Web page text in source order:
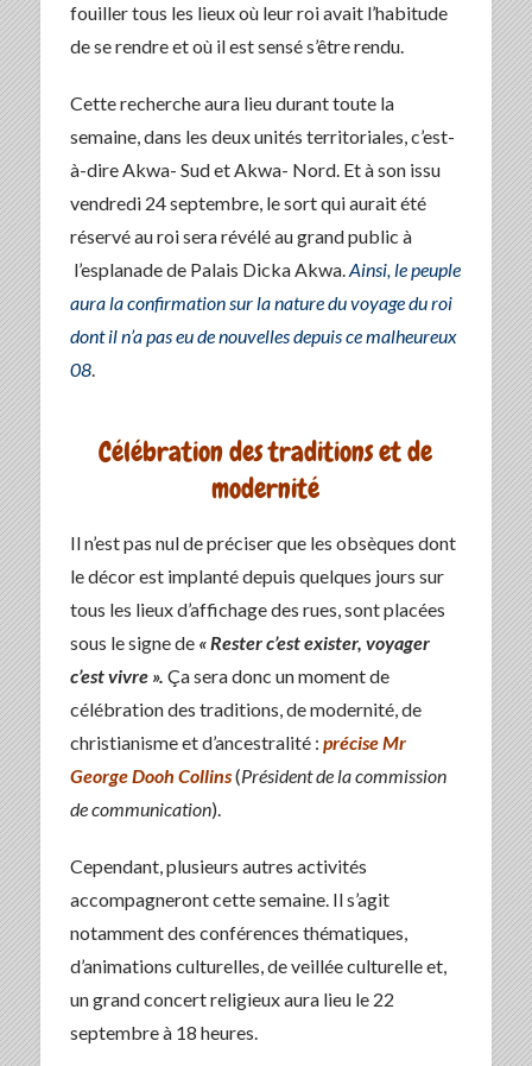
fouiller tous les lieux où leur roi avait l’habitude
de se rendre et où il est sensé s’être rendu.
Cette recherche aura lieu durant toute la
semaine, dans les deux unités territoriales, c’est-
à-dire Akwa- Sud et Akwa- Nord. Et à son issu
vendredi 24 septembre, le sort qui aurait été
réservé au roi sera révélé au grand public à
l’esplanade de Palais Dicka Akwa.Ainsi, le peuple
aura la confirmation sur la nature du voyage du roi
dont il n’a pas eu de nouvelles depuis ce malheureux
08.
Célébration des traditions et de
modernité
Il n’est pas nul de préciser que les obsèques dont
le décor est implanté depuis quelques jours sur
tous les lieux d’affichage des rues, sont placées
sous le signe de « Rester c’est exister, voyager
c’est vivre ». Ça sera donc un moment de
célébration des traditions, de modernité, de
christianisme et d’ancestralité : précise Mr
George Dooh Collins(Président de la commission
de communication).
Cependant, plusieurs autres activités
accompagneront cette semaine. Il s’agit
notamment des conférences thématiques,
d’animations culturelles, de veillée culturelle et,
un grand concert religieux aura lieu le 22
septembre à 18 heures.